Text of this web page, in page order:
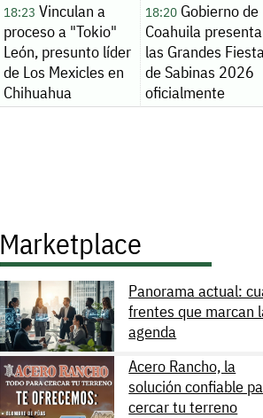
18:23 Vinculan a
proceso a "Tokio"
León, presunto líder
de Los Mexicles en
Chihuahua
18:20Gobierno de
Coahuila presenta
las Grandes
de Sabinas 2026
oficialmente
Marketplace
Panorama actual:
frentes que marcan
agenda
Acero Rancho, la
solución confiable
cercar tu terreno